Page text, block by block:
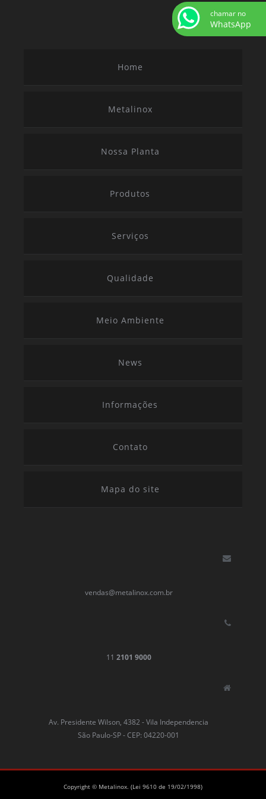
Home
Metalinox
Nossa Planta
Produtos
Serviços
Qualidade
Meio Ambiente
News
Informações
Contato
Mapa do site
vendas@metalinox.com.br
11 2101 9000
Av. Presidente Wilson, 4382 - Vila Independencia
São Paulo-SP - CEP: 04220-001
Copyright © Metalinox. (Lei 9610 de 19/02/1998)
chamar no
WhatsApp